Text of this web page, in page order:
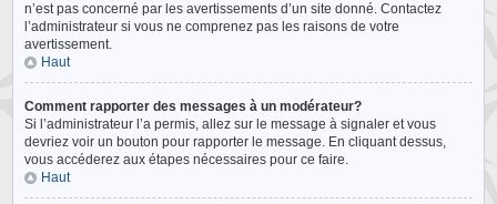
n’est pas concerné par les avertissements d’un site donné. Contactez
l’administrateur si vous ne comprenez pas les raisons de votre
avertissement.
Haut
Comment rapporter des messages à un modérateur?
Si l’administrateur l’a permis, allez sur le message à signaler et vous
devriez voir un bouton pour rapporter le message. En cliquant dessus,
vous accéderez aux étapes nécessaires pour ce faire.
Haut